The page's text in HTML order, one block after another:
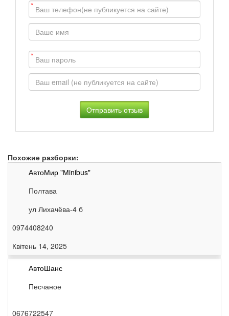
*
*
Похожие разборки:
АвтоМир "Мinibus"
Полтава
ул Лихачёва-4 б
0974408240
Квітень 14, 2025
АвтоШанс
Песчаное
0676722547